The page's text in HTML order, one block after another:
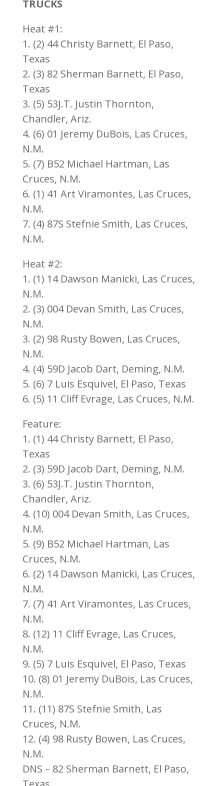
TRUCKS
Heat #1:
1. (2) 44 Christy Barnett, El Paso,
Texas
2. (3) 82 Sherman Barnett, El Paso,
Texas
3. (5) 53J.T. Justin Thornton,
Chandler, Ariz.
4. (6) 01 Jeremy DuBois, Las Cruces,
N.M.
5. (7) B52 Michael Hartman, Las
Cruces, N.M.
6. (1) 41 Art Viramontes, Las Cruces,
N.M.
7. (4) 87S Stefnie Smith, Las Cruces,
N.M.
Heat #2:
1. (1) 14 Dawson Manicki, Las Cruces,
N.M.
2. (3) 004 Devan Smith, Las Cruces,
N.M.
3. (2) 98 Rusty Bowen, Las Cruces,
N.M.
4. (4) 59D Jacob Dart, Deming, N.M.
5. (6) 7 Luis Esquivel, El Paso, Texas
6. (5) 11 Cliff Evrage, Las Cruces, N.M.
Feature:
1. (1) 44 Christy Barnett, El Paso,
Texas
2. (3) 59D Jacob Dart, Deming, N.M.
3. (6) 53J.T. Justin Thornton,
Chandler, Ariz.
4. (10) 004 Devan Smith, Las Cruces,
N.M.
5. (9) B52 Michael Hartman, Las
Cruces, N.M.
6. (2) 14 Dawson Manicki, Las Cruces,
N.M.
7. (7) 41 Art Viramontes, Las Cruces,
N.M.
8. (12) 11 Cliff Evrage, Las Cruces,
N.M.
9. (5) 7 Luis Esquivel, El Paso, Texas
10. (8) 01 Jeremy DuBois, Las Cruces,
N.M.
11. (11) 87S Stefnie Smith, Las
Cruces, N.M.
12. (4) 98 Rusty Bowen, Las Cruces,
N.M.
DNS – 82 Sherman Barnett, El Paso,